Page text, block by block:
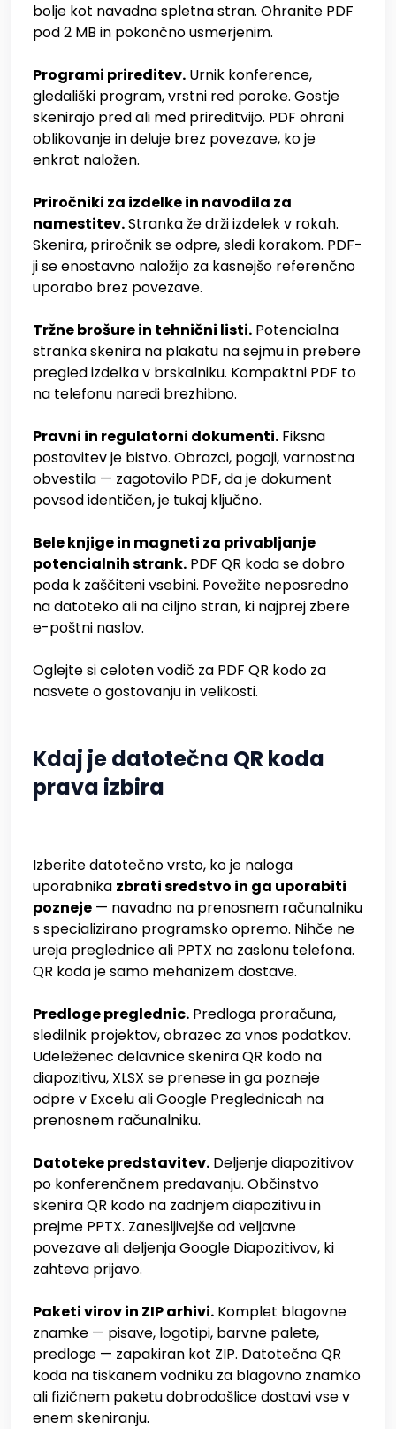
bolje kot navadna spletna stran. Ohranite PDF
pod 2 MB in pokončno usmerjenim.
Programi prireditev. Urnik konference,
gledališki program, vrstni red poroke. Gostje
skenirajo pred ali med prireditvijo. PDF ohrani
oblikovanje in deluje brez povezave, ko je
enkrat naložen.
Priročniki za izdelke in navodila za
namestitev.Stranka že drži izdelek v rokah.
Skenira, priročnik se odpre, sledi korakom. PDF-
ji se enostavno naložijo za kasnejšo referenčno
uporabo brez povezave.
Tržne brošure in tehnični listi. Potencialna
stranka skenira na plakatu na sejmu in prebere
pregled izdelka v brskalniku. Kompaktni PDF to
na telefonu naredi brezhibno.
Pravni in regulatorni dokumenti. Fiksna
postavitev je bistvo. Obrazci, pogoji, varnostna
obvestila — zagotovilo PDF, da je dokument
povsod identičen, je tukaj ključno.
Bele knjige in magneti za privabljanje
potencialnih strank. PDF QR koda se dobro
poda k zaščiteni vsebini. Povežite neposredno
na datoteko ali na ciljno stran, ki najprej zbere
e-poštni naslov.
Oglejte si celoten vodič za PDF QR kodo za
nasvete o gostovanju in velikosti.
Kdaj je datotečna QR koda
prava izbira
Izberite datotečno vrsto, ko je naloga
uporabnika zbrati sredstvo in ga uporabiti
pozneje — navadno na prenosnem računalniku
s specializirano programsko opremo. Nihče ne
ureja preglednice ali PPTX na zaslonu telefona.
QR koda je samo mehanizem dostave.
Predloge preglednic. Predloga proračuna,
sledilnik projektov, obrazec za vnos podatkov.
Udeleženec delavnice skenira QR kodo na
diapozitivu, XLSX se prenese in ga pozneje
odpre v Excelu ali Google Preglednicah na
prenosnem računalniku.
Datoteke predstavitev. Deljenje diapozitivov
po konferenčnem predavanju. Občinstvo
skenira QR kodo na zadnjem diapozitivu in
prejme PPTX. Zanesljivejše od veljavne
povezave ali deljenja Google Diapozitivov, ki
zahteva prijavo.
Paketi virov in ZIP arhivi. Komplet blagovne
znamke — pisave, logotipi, barvne palete,
predloge — zapakiran kot ZIP. Datotečna QR
koda na tiskanem vodniku za blagovno znamko
ali fizičnem paketu dobrodošlice dostavi vse v
enem skeniranju.